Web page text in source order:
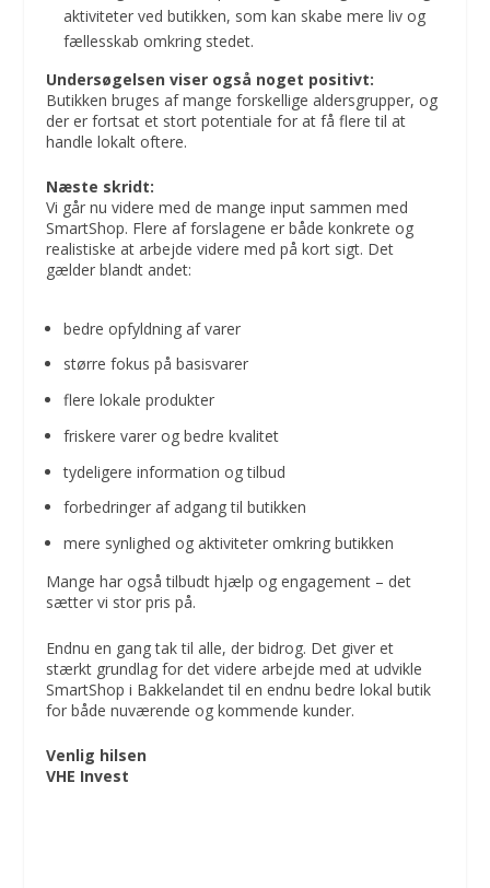
aktiviteter ved butikken, som kan skabe mere liv og
fællesskab omkring stedet.
Undersøgelsen viser også noget positivt:
Butikken bruges af mange forskellige aldersgrupper, og
der er fortsat et stort potentiale for at få flere til at
handle lokalt oftere.
Næste skridt:
Vi går nu videre med de mange input sammen med
SmartShop. Flere af forslagene er både konkrete og
realistiske at arbejde videre med på kort sigt. Det
gælder blandt andet:
bedre opfyldning af varer
større fokus på basisvarer
flere lokale produkter
friskere varer og bedre kvalitet
tydeligere information og tilbud
forbedringer af adgang til butikken
mere synlighed og aktiviteter omkring butikken
Mange har også tilbudt hjælp og engagement – det
sætter vi stor pris på.
Endnu en gang tak til alle, der bidrog. Det giver et
stærkt grundlag for det videre arbejde med at udvikle
SmartShop i Bakkelandet til en endnu bedre lokal butik
for både nuværende og kommende kunder.
Venlig hilsen
VHE Invest